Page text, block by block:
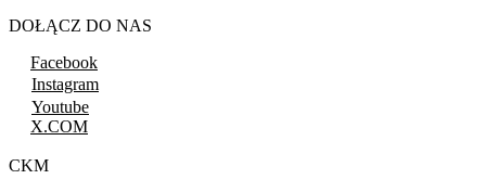
DOŁĄCZ DO NAS
Facebook
Instagram
Youtube
X.COM
CKM